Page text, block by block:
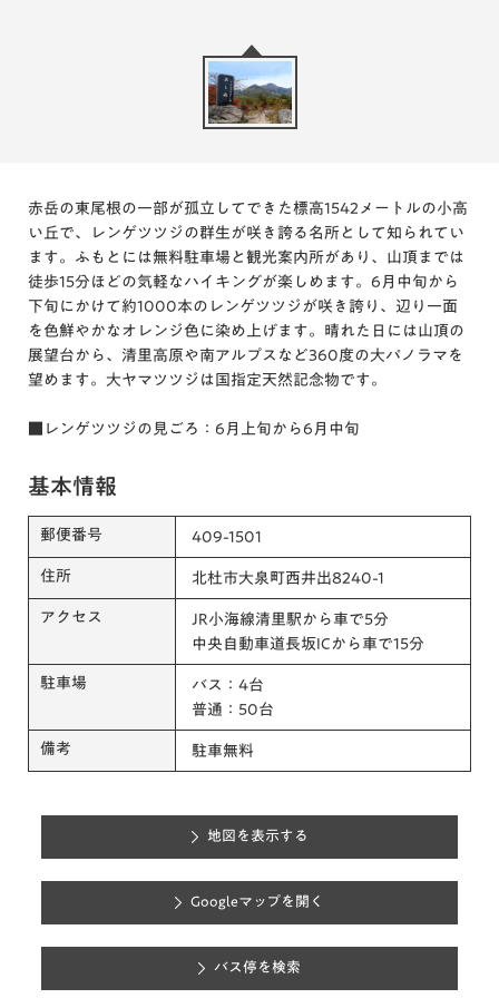
赤岳の東尾根の一部が孤立してできた標高1542メートルの小高
い丘で、レンゲツツジの群生が咲き誇る名所として知られてい
ます。ふもとには無料駐車場と観光案内所があり、山頂までは
徒歩15分ほどの気軽なハイキングが楽しめます。6月中旬から
下旬にかけて約1000本のレンゲツツジが咲き誇り、辺り一面
を色鮮やかなオレンジ色に染め上げます。晴れた日には山頂の
展望台から、清里高原や南アルプスなど360度の大パノラマを
望めます。大ヤマツツジは国指定天然記念物です。
■レンゲツツジの見ごろ：6月上旬から6月中旬
基本情報
郵便番号 409-1501
住所 北杜市大泉町西井出8240-1
アクセス
JR小海線清里駅から車で5分
中央自動車道長坂ICから車で15分
駐車場
バス：4台
普通：50台
備考 駐車無料
地図を表示する
Googleマップを開く
バス停を検索